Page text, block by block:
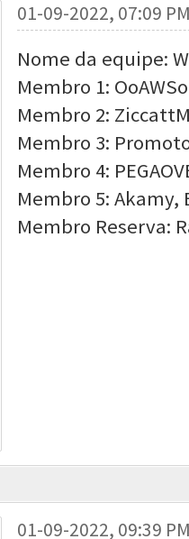
01-09-2022, 07:09
Nome da equipe:
Membro 1:
Membro 2:
Membro 3:
Membro 4:
Membro 5: Akamy,
Membro Reserva:
01-09-2022, 09:39